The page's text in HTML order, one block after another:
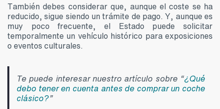
También debes considerar que, aunque el coste se ha
reducido, sigue siendo un trámite de pago. Y, aunque es
muy poco frecuente, el Estado puede solicitar
temporalmente un vehículo histórico para exposiciones
o eventos culturales.
Te puede interesar nuestro artículo sobre “¿Qué
debo tener en cuenta antes de comprar un coche
clásico?”